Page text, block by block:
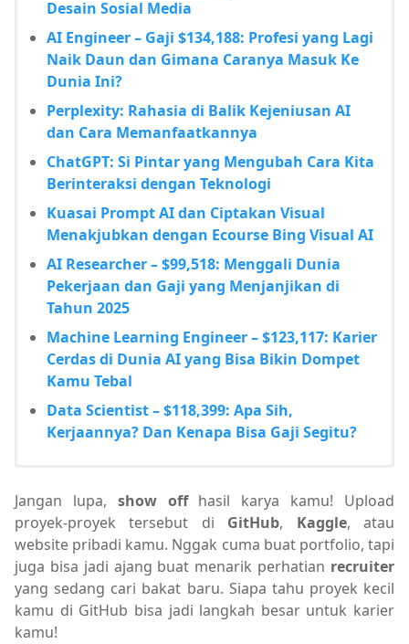
Desain Sosial Media
AI Engineer – Gaji $134,188: Profesi yang Lagi
Naik Daun dan Gimana Caranya Masuk Ke
Dunia Ini?
Perplexity: Rahasia di Balik Kejeniusan AI
dan Cara Memanfaatkannya
ChatGPT: Si Pintar yang Mengubah Cara Kita
Berinteraksi dengan Teknologi
Kuasai Prompt AI dan Ciptakan Visual
Menakjubkan dengan Ecourse Bing Visual AI
AI Researcher – $99,518: Menggali Dunia
Pekerjaan dan Gaji yang Menjanjikan di
Tahun 2025
Machine Learning Engineer – $123,117: Karier
Cerdas di Dunia AI yang Bisa Bikin Dompet
Kamu Tebal
Data Scientist – $118,399: Apa Sih,
Kerjaannya? Dan Kenapa Bisa Gaji Segitu?
Jangan lupa, show offhasil karya kamu! Upload
proyek-proyek tersebut di GitHub, Kaggle, atau
website pribadi kamu. Nggak cuma buat portfolio, tapi
juga bisa jadi ajang buat menarik perhatian recruiter
yang sedang cari bakat baru. Siapa tahu proyek kecil
kamu di GitHub bisa jadi langkah besar untuk karier
kamu!